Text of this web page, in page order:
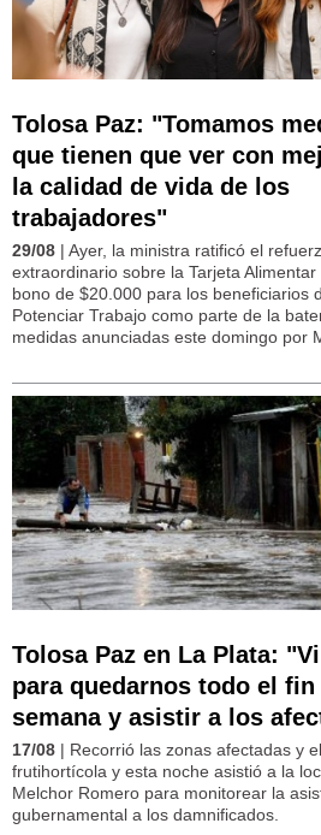
Tolosa Paz: "Tomamos
que tienen que ver con
la calidad de vida de los
trabajadores"
29/08 | Ayer, la ministra ratificó el
extraordinario sobre la Tarjeta Alimentar
bono de $20.000 para los beneficiarios
Potenciar Trabajo como parte de la
medidas anunciadas este domingo por
Tolosa Paz en La Plata:
para quedarnos todo el fin
semana y asistir a los
17/08 | Recorrió las zonas afectadas y
frutihortícola y esta noche asistió a la
Melchor Romero para monitorear la
gubernamental a los damnificados.